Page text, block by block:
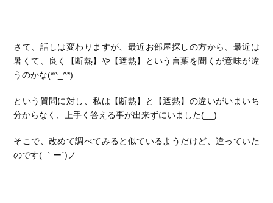
さて、話しは変わりますが、最近お部屋探しの方から、最近は
暑くて、良く【断熱】や【遮熱】という言葉を聞くが意味が違
うのかな(*^_^*)
という質問に対し、私は【断熱】と【遮熱】の違いがいまいち
分からなく、上手く答える事が出来ずにいました(__)
そこで、改めて調べてみると似ているようだけど、違っていた
のです( ｀ー´)ノ